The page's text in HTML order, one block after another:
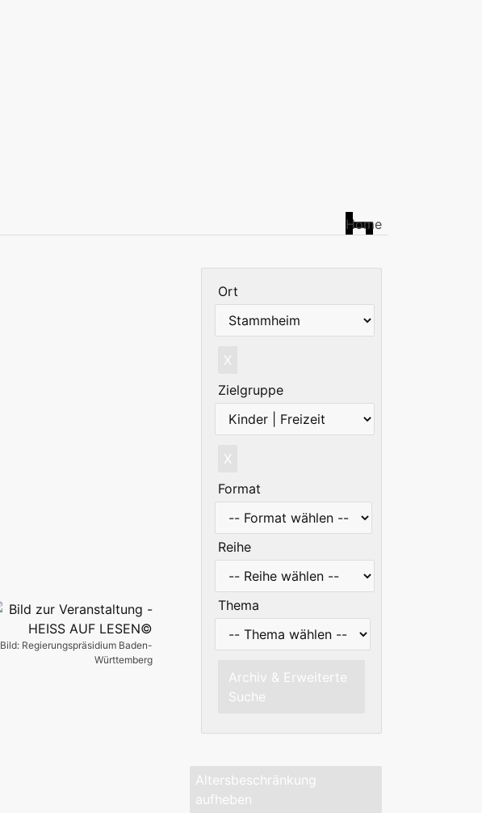
Home
Ort
X
Zielgruppe
X
Format
Reihe
Thema
Archiv & Erweiterte
Suche
Altersbeschränkung
aufheben
Bild: Regierungspräsidium Baden-
Württemberg